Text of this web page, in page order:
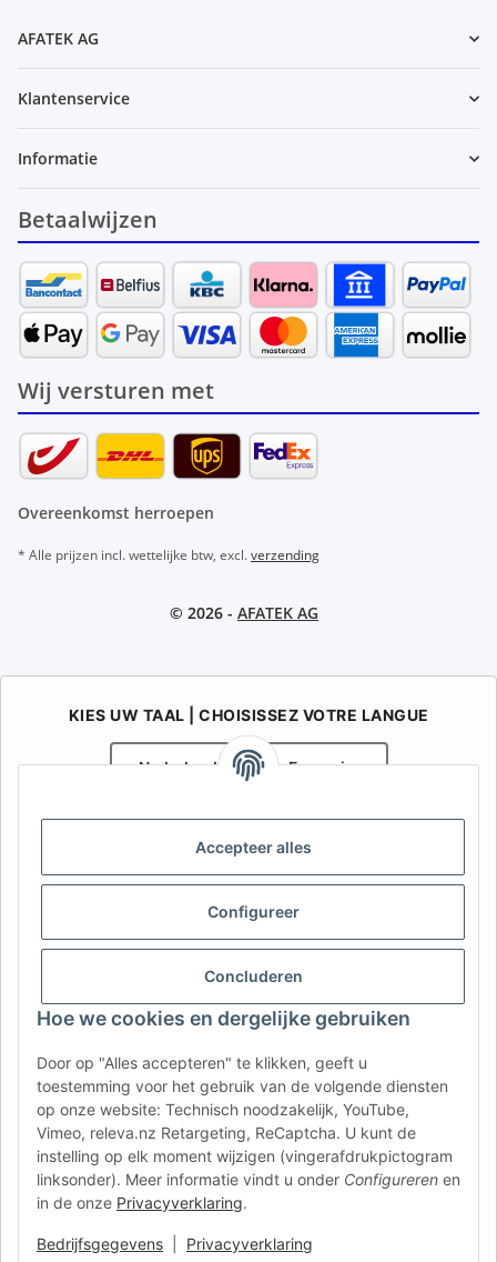
Accepteer alles
Configureer
Concluderen
Hoe we cookies en dergelijke gebruiken
Door op "Alles accepteren" te klikken, geeft u
toestemming voor het gebruik van de volgende diensten
op onze website: Technisch noodzakelijk, YouTube,
Vimeo, releva.nz Retargeting, ReCaptcha. U kunt de
instelling op elk moment wijzigen (vingerafdrukpictogram
linksonder). Meer informatie vindt u onder Configureren en
in de onze Privacyverklaring.
Bedrijfsgegevens Privacyverklaring
AFATEK AG
Klantenservice
Informatie
Betaalwijzen
Wij versturen met
Overeenkomst herroepen
* Alle prijzen incl. wettelijke btw, excl.verzending
© 2026 - AFATEK AG
KIES UW TAAL | CHOISISSEZ VOTRE LANGUE
Nederlands Français
Uw specialist in onderdelen voor aanhangwagens | Votre
spécialiste en pièces détachées pour remorques
Contact: info@afatek.com
AFATEK INTERNATIONAL – SELECT REGION & LANGUAGE | KIES
CH (DE)
CH (IT) BE (NL) BE (FR)
FR IT ES DK PL
UK NZ USA MX PT
SE FI CZ HU SK